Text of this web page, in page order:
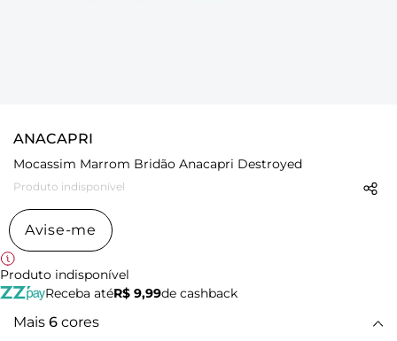
ANACAPRI
Mocassim Marrom Bridão Anacapri Destroyed
Produto indisponível
Avise-me
Produto indisponível
Receba atéR$ 9,99de cashback
Mais 6 cores